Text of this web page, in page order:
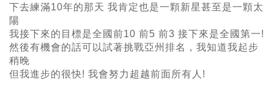
下去練滿10年的那天 我肯定也是一顆新星甚至是一顆太
陽
我接下來的目標是全國前10 前5 前3 接下來是全國第一!
然後有機會的話可以試著挑戰亞州排名，我知道我起步
稍晚
但我進步的很快! 我會努力超越前面所有人!